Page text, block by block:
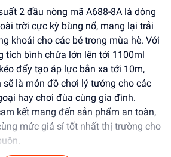
2 đầu nòng mã A688-8A là dòng
trời cực kỳ bùng nổ, mang lại trải
khoái cho các bé trong mùa hè. Với
tích bình chứa lớn lên tới 1100ml
đẩy tạo áp lực bắn xa tới 10m,
sẽ là món đồ chơi lý tưởng cho các
hay chơi đùa cùng gia đình.
kết mang đến sản phẩm an toàn,
mức giá sỉ tốt nhất thị trường cho